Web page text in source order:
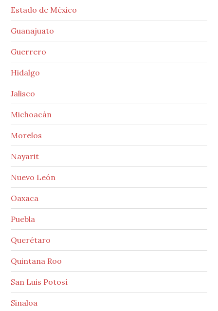
Estado de México
Guanajuato
Guerrero
Hidalgo
Jalisco
Michoacán
Morelos
Nayarit
Nuevo León
Oaxaca
Puebla
Querétaro
Quintana Roo
San Luis Potosí
Sinaloa